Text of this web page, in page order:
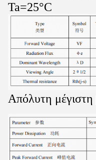
Ta=25°C
Απόλυτη